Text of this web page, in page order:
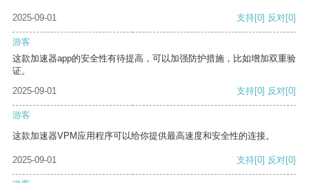
2025-09-01 支持[0] 反对[0]
游客
这款加速器app的安全性有待提高，可以加强防护措施，比如增加双重验
证。
2025-09-01
支持[0] 反对[0]
游客
这款加速器VPM应用程序可以给你提供最高速度和安全性的连接。
2025-09-01 支持[0] 反对[0]